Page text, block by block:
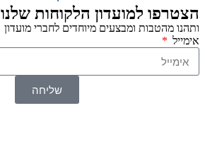
הצטרפו למועדון הלקוחות שלנו
ותהנו מהטבות ומבצעים מיוחדים לחברי מועדון
אימייל
שליחה